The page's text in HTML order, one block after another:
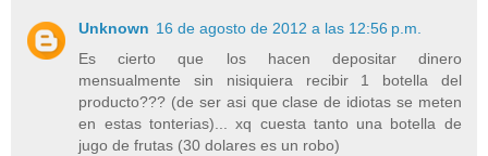
Unknown 16 de agosto de 2012 a las 12:56 p.m.
Es cierto que los hacen depositar dinero
mensualmente sin nisiquiera recibir 1 botella del
producto??? (de ser asi que clase de idiotas se meten
en estas tonterias)... xq cuesta tanto una botella de
jugo de frutas (30 dolares es un robo)